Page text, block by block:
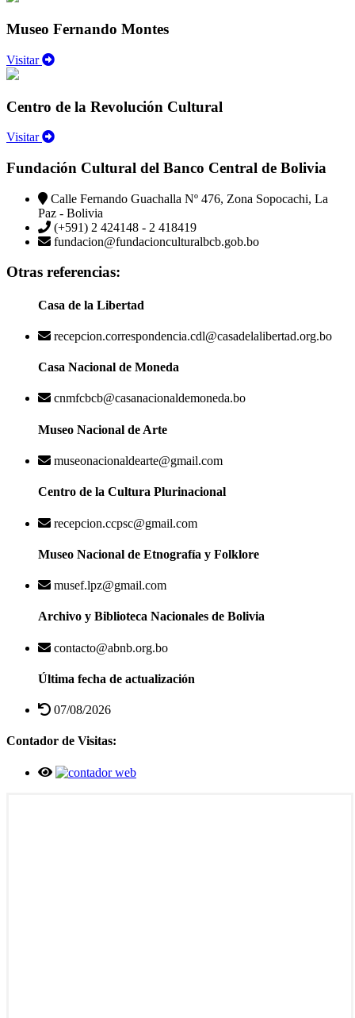
Museo Fernando Montes
Visitar
Centro de la Revolución Cultural
Visitar
Fundación Cultural del Banco Central de Bolivia
Calle Fernando Guachalla Nº 476, Zona Sopocachi, La
Paz - Bolivia
(+591) 2 424148 - 2 418419
fundacion@fundacionculturalbcb.gob.bo
Otras referencias:
Casa de la Libertad
recepcion.correspondencia.cdl@casadelalibertad.org.bo
Casa Nacional de Moneda
cnmfcbcb@casanacionaldemoneda.bo
Museo Nacional de Arte
museonacionaldearte@gmail.com
Centro de la Cultura Plurinacional
recepcion.ccpsc@gmail.com
Museo Nacional de Etnografía y Folklore
musef.lpz@gmail.com
Archivo y Biblioteca Nacionales de Bolivia
contacto@abnb.org.bo
Última fecha de actualización
07/08/2026
Contador de Visitas: